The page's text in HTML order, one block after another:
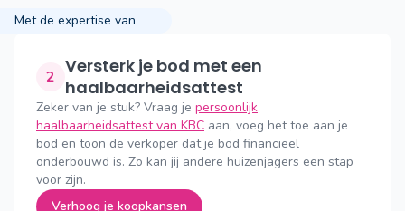
Met de expertise van
2 Versterk je bod met een
haalbaarheidsattest
Zeker van je stuk? Vraag je persoonlijk
haalbaarheidsattest van KBC aan, voeg het toe aan je
bod en toon de verkoper dat je bod financieel
onderbouwd is. Zo kan jij andere huizenjagers een stap
voor zijn.
Verhoog je koopkansen